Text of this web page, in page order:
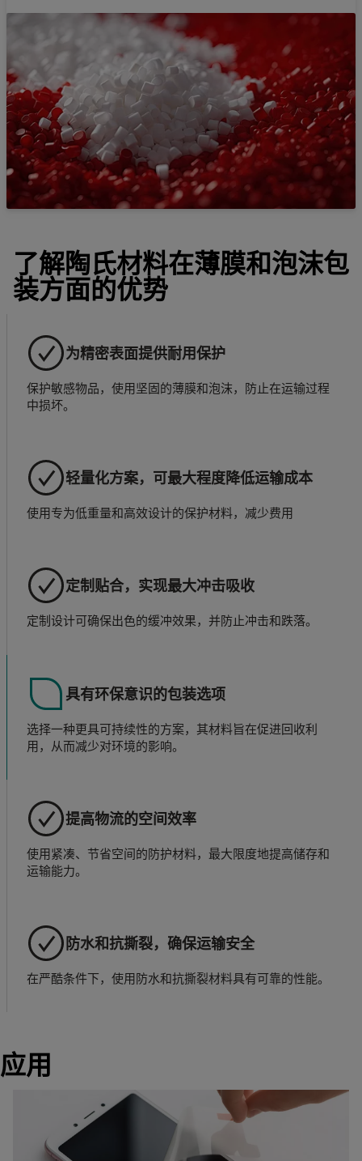
了解陶氏材料在薄膜和泡沫包
装方面的优势
为精密表面提供耐用保护
保护敏感物品，使用坚固的薄膜和泡沫，防止在运输过程
中损坏。
轻量化方案，可最大程度降低运输成本
使用专为低重量和高效设计的保护材料，减少费用
定制贴合，实现最大冲击吸收
定制设计可确保出色的缓冲效果，并防止冲击和跌落。
具有环保意识的包装选项
选择一种更具可持续性的方案，其材料旨在促进回收利
用，从而减少对环境的影响。
提高物流的空间效率
使用紧凑、节省空间的防护材料，最大限度地提高储存和
运输能力。
防水和抗撕裂，确保运输安全
在严酷条件下，使用防水和抗撕裂材料具有可靠的性能。
应用